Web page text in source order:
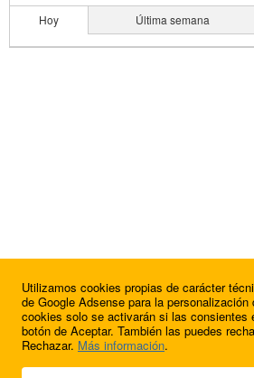
Hoy Última semana
© 2009 - 2026 Soluciones Corporativas IP, SL.
Utilizamos cookies propias de carácter
de Google Adsense para la
cookies solo se activarán si las consientes
botón de Aceptar. También las puedes
Rechazar. Más información.